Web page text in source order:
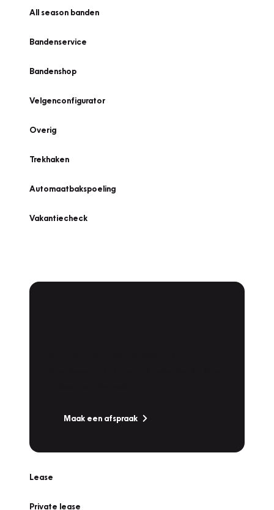
All season banden
Bandenservice
Bandenshop
Velgenconfigurator
Overig
Trekhaken
Automaatbakspoeling
Vakantiecheck
Maak een afspraak
Lease
Private lease